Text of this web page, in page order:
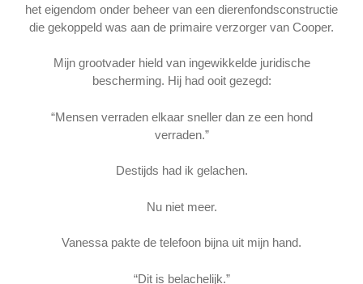
het eigendom onder beheer van een dierenfondsconstructie
die gekoppeld was aan de primaire verzorger van Cooper.
Mijn grootvader hield van ingewikkelde juridische
bescherming. Hij had ooit gezegd:
“Mensen verraden elkaar sneller dan ze een hond
verraden.”
Destijds had ik gelachen.
Nu niet meer.
Vanessa pakte de telefoon bijna uit mijn hand.
“Dit is belachelijk.”